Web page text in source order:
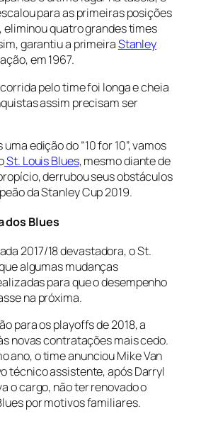
para as primeiras posições
eliminou quatro grandes times
garantiu a primeiraStanley
em 1967.
pelo time foi longa e cheia
assim precisam ser
edição do “10 for 10”, vamos
St. Louis Blues, mesmo diante de
derrubou seus obstáculos
da Stanley Cup 2019.
dos Blues
2017/18 devastadora, o St.
algumas mudanças
para que o desempenho
na próxima.
para os playoffs de 2018, a
novas contratações mais cedo.
ano, o time anunciou Mike Van
técnico assistente, após Darryl
o cargo, não ter renovado o
por motivos familiares.